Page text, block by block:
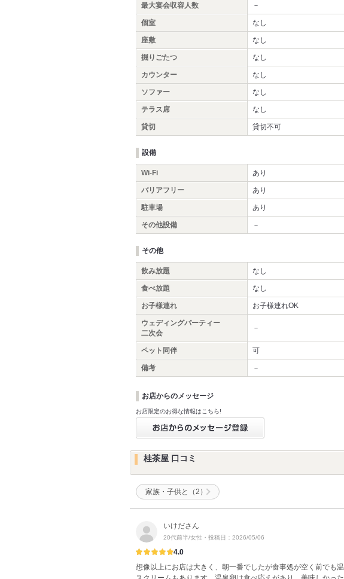
最大宴会収容人数 －
個室 なし
座敷 なし
掘りごたつ なし
カウンター なし
ソファー なし
テラス席 なし
貸切 貸切不可
設備
Wi-Fi あり
バリアフリー あり
駐車場 あり
その他設備 －
その他
飲み放題 なし
食べ放題 なし
お子様連れ お子様連れOK
ウェディングパーティー
二次会
－
ペット同伴 可
備考 －
お店からのメッセージ
お店限定のお得な情報はこちら!
桂茶屋 口コミ
家族・子供と（2）
いけださん
20代前半/女性・投稿日：2026/05/06
4.0
想像以上にお店は大きく、朝一番でしたが食事処が空く前でも